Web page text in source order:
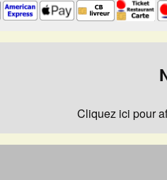
Cliquez ici pour